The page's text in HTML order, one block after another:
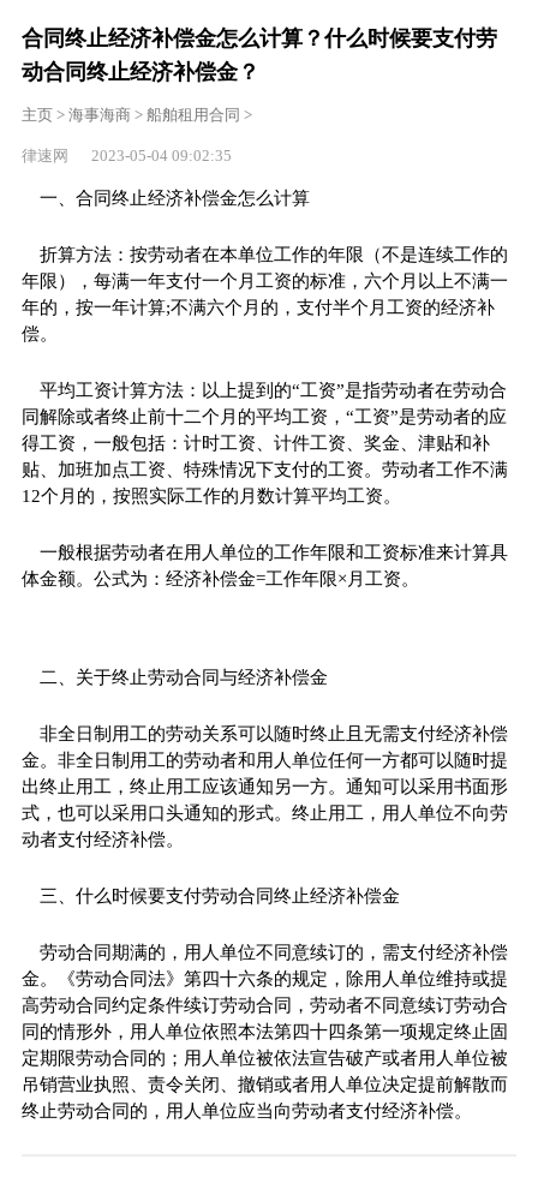
合同终止经济补偿金怎么计算？什么时候要支付劳
动合同终止经济补偿金？
主页> 海事海商> 船舶租用合同 >
律速网 2023-05-04 09:02:35
一、合同终止经济补偿金怎么计算
折算方法：按劳动者在本单位工作的年限（不是连续工作的
年限），每满一年支付一个月工资的标准，六个月以上不满一
年的，按一年计算;不满六个月的，支付半个月工资的经济补
偿。
平均工资计算方法：以上提到的“工资”是指劳动者在劳动合
同解除或者终止前十二个月的平均工资，“工资”是劳动者的应
得工资，一般包括：计时工资、计件工资、奖金、津贴和补
贴、加班加点工资、特殊情况下支付的工资。劳动者工作不满
12个月的，按照实际工作的月数计算平均工资。
一般根据劳动者在用人单位的工作年限和工资标准来计算具
体金额。公式为：经济补偿金=工作年限×月工资。
二、关于终止劳动合同与经济补偿金
非全日制用工的劳动关系可以随时终止且无需支付经济补偿
金。非全日制用工的劳动者和用人单位任何一方都可以随时提
出终止用工，终止用工应该通知另一方。通知可以采用书面形
式，也可以采用口头通知的形式。终止用工，用人单位不向劳
动者支付经济补偿。
三、什么时候要支付劳动合同终止经济补偿金
劳动合同期满的，用人单位不同意续订的，需支付经济补偿
金。《劳动合同法》第四十六条的规定，除用人单位维持或提
高劳动合同约定条件续订劳动合同，劳动者不同意续订劳动合
同的情形外，用人单位依照本法第四十四条第一项规定终止固
定期限劳动合同的；用人单位被依法宣告破产或者用人单位被
吊销营业执照、责令关闭、撤销或者用人单位决定提前解散而
终止劳动合同的，用人单位应当向劳动者支付经济补偿。